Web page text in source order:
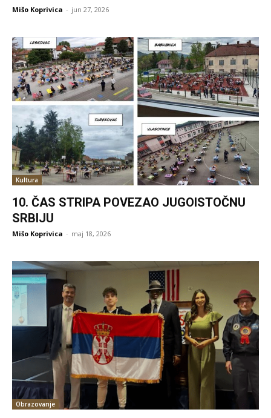
Mišo Koprivica - jun 27, 2026
Kultura
10. ČAS STRIPA POVEZAO JUGOISTOČNU
SRBIJU
Mišo Koprivica - maj 18, 2026
Obrazovanje